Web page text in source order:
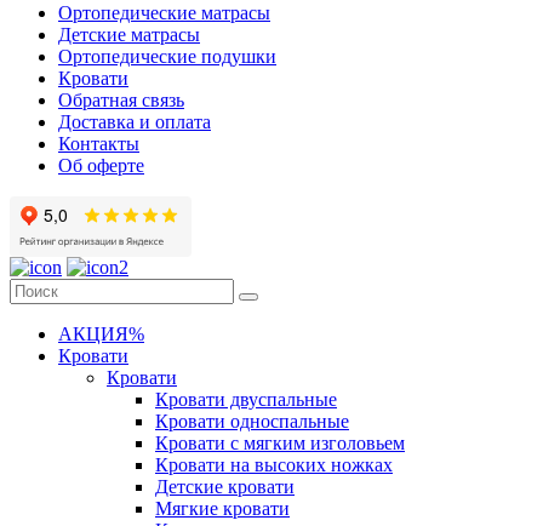
Ортопедические матрасы
Детские матрасы
Ортопедические подушки
Кровати
Обратная связь
Доставка и оплата
Контакты
Об оферте
АКЦИЯ%
Кровати
Кровати
Кровати двуспальные
Кровати односпальные
Кровати с мягким изголовьем
Кровати на высоких ножках
Детские кровати
Мягкие кровати